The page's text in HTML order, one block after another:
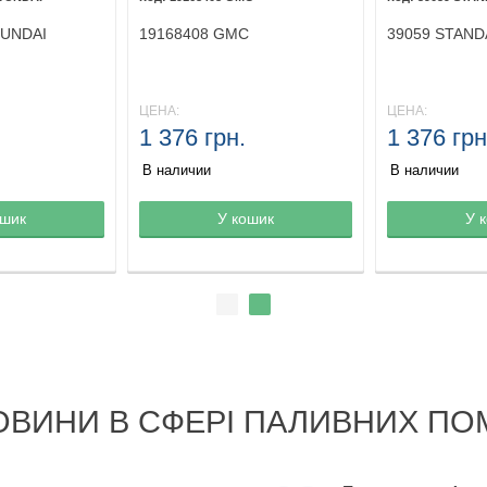
Товар в корзине
19168408 GMC
ЦЕНА:
1 376 грн.
В наличии
У кошик Товар в
39059
ЦЕНА:
1 376
В наличии
У
В СФЕРІ ПАЛИВНИХ